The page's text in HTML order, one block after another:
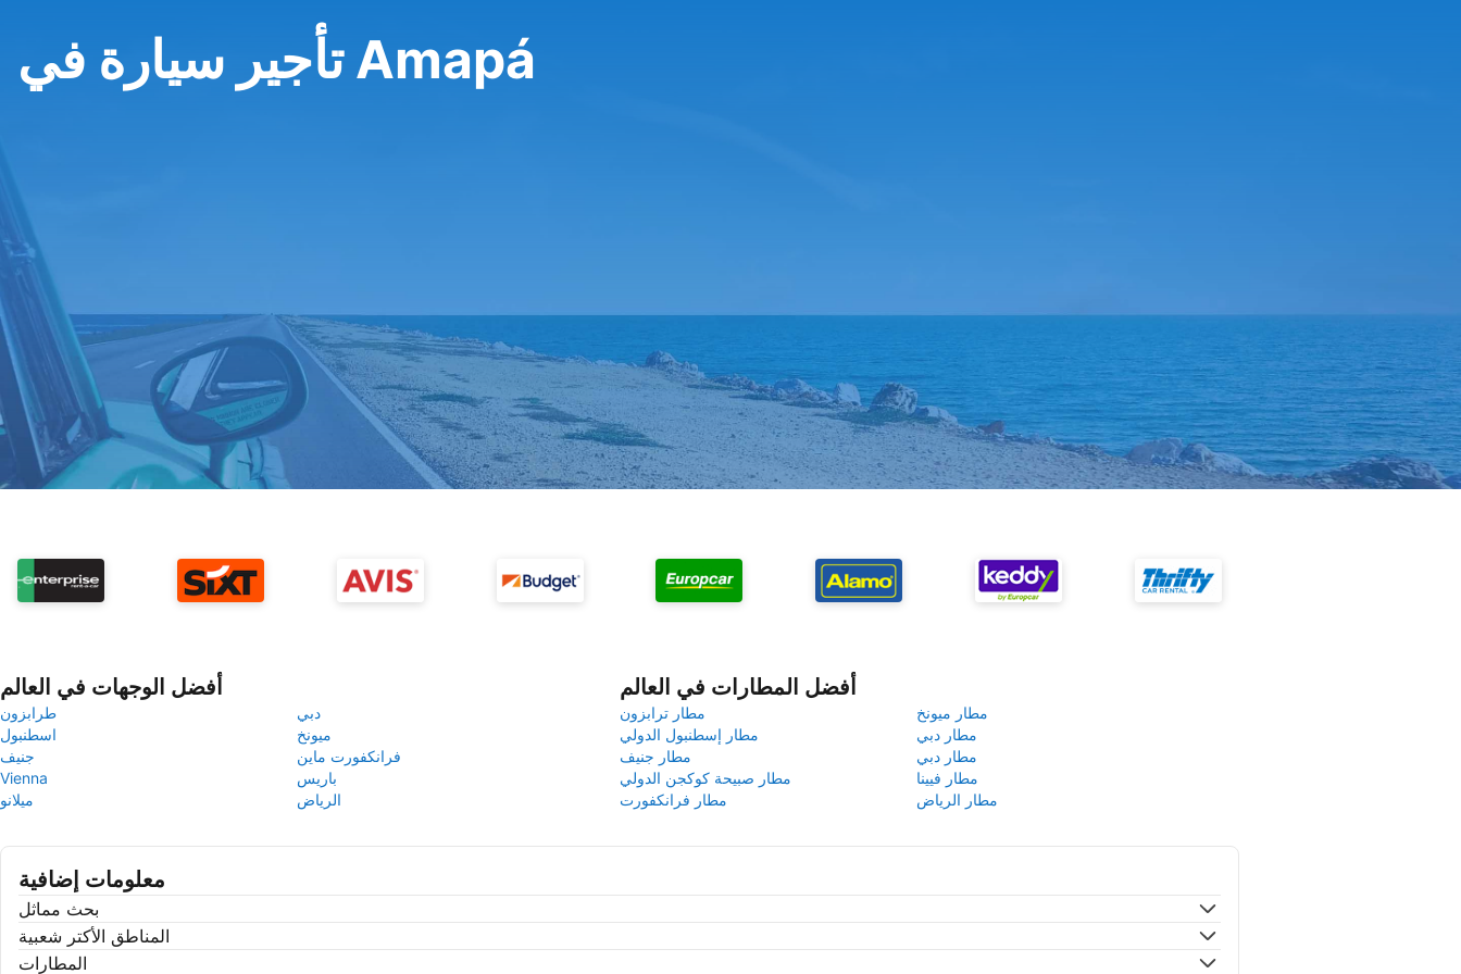
تأجير سيارة في Amapá
أفضل الوجهات في العالم
طرابزون
دبي
اسطنبول
ميونخ
جنيف
فرانكفورت ماين
Vienna
باريس
ميلانو
الرياض
أفضل المطارات في العالم
مطار ترابزون
مطار ميونخ
مطار إسطنبول الدولي
مطار دبي
مطار جنيف
مطار دبي
مطار صبيحة كوكجن الدولي
مطار فيينا
مطار فرانكفورت
مطار الرياض
معلومات إضافية
بحث مماثل
المناطق الأكتر شعبية
المطارات